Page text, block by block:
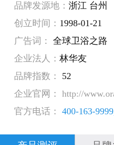
长期友好合作关系，组
设计团队和研发技术中
技术、纳米抗菌自洁釉
电控技术、HPG微型水
喷淋技术、超逸水力按
术、座便器智能清洗技
术，以及包括“节能环保”
品牌发源地： 浙江 台州
创立时间： 1998-01-21
广告词： 全球卫浴之路
企业法人： 林华友
品牌指数： 52
企业官网： http://
官方电话： 400-163-